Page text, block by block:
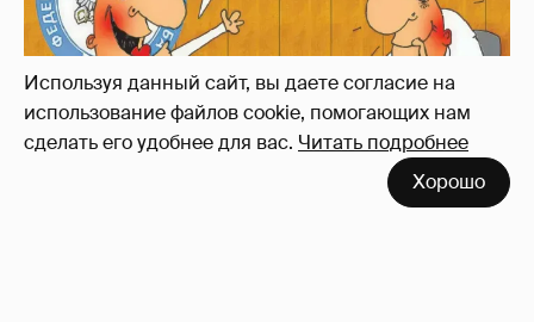
Используя данный сайт, вы даете согласие на
использование файлов cookie, помогающих нам
сделать его удобнее для вас. Читать подробнее
Хорошо